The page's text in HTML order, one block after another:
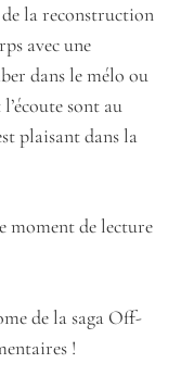
de la reconstruction
avec une
dans le mélo ou
sont au
plaisant dans la
moment de lecture
de la saga Off-
!